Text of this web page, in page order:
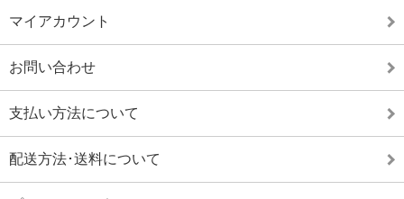
マイアカウント
お問い合わせ
支払い方法について
配送方法･送料について